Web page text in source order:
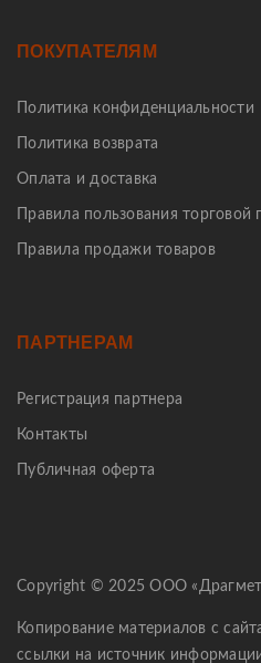
ПОКУПАТЕЛЯМ
Политика конфиденциальности
Политика возврата
Оплата и доставка
Правила пользования
Правила продажи товаров
ПАРТНЕРАМ
Регистрация партнера
Контакты
Публичная оферта
Copyright © 2025 ООО
Копирование материалов с
ссылки на источник